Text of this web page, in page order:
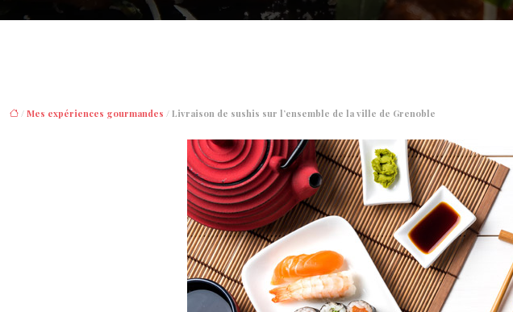
/ Mes expériences gourmandes / Livraison de sushis sur l’ensemble de la ville de Grenoble